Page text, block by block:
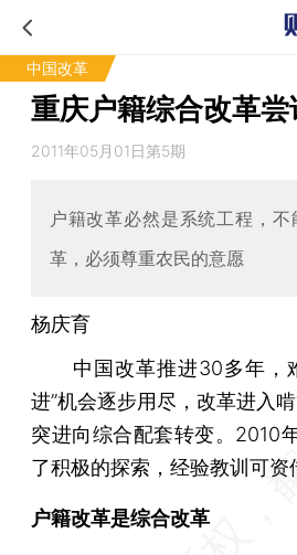
中国改革
重庆户籍综合改革尝
2011年05月01日第5期
户籍改革必然是系统工程，
革，必须尊重农民的意愿
杨庆育
中国改革推进30多年，
进”机会逐步用尽，改革进入
突进向综合配套转变。2010
了积极的探索，经验教训可资
户籍改革是综合改革